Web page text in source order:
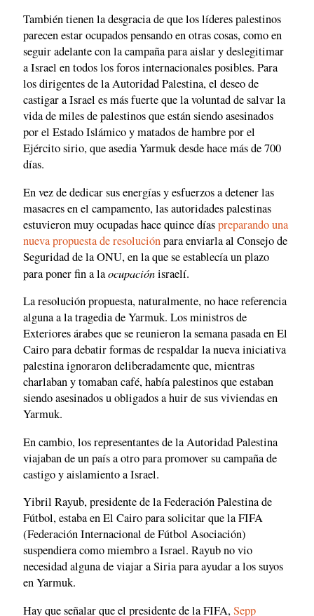
También tienen la desgracia de que los líderes palestinos
parecen estar ocupados pensando en otras cosas, como en
seguir adelante con la campaña para aislar y deslegitimar
a Israel en todos los foros internacionales posibles. Para
los dirigentes de la Autoridad Palestina, el deseo de
castigar a Israel es más fuerte que la voluntad de salvar la
vida de miles de palestinos que están siendo asesinados
por el Estado Islámico y matados de hambre por el
Ejército sirio, que asedia Yarmuk desde hace más de 700
días.
En vez de dedicar sus energías y esfuerzos a detener las
masacres en el campamento, las autoridades palestinas
estuvieron muy ocupadas hace quince díaspreparando una
nueva propuesta de resoluciónpara enviarla al Consejo de
Seguridad de la ONU, en la que se establecía un plazo
para poner fin a laocupaciónisraelí.
La resolución propuesta, naturalmente, no hace referencia
alguna a la tragedia de Yarmuk. Los ministros de
Exteriores árabes que se reunieron la semana pasada en El
Cairo para debatir formas de respaldar la nueva iniciativa
palestina ignoraron deliberadamente que, mientras
charlaban y tomaban café, había palestinos que estaban
siendo asesinados u obligados a huir de sus viviendas en
Yarmuk.
En cambio, los representantes de la Autoridad Palestina
viajaban de un país a otro para promover su campaña de
castigo y aislamiento a Israel.
Yibril Rayub, presidente de la Federación Palestina de
Fútbol, estaba en El Cairo para solicitar que la FIFA
(Federación Internacional de Fútbol Asociación)
suspendiera como miembro a Israel. Rayub no vio
necesidad alguna de viajar a Siria para ayudar a los suyos
en Yarmuk.
Hay que señalar que el presidente de la FIFA,Sepp